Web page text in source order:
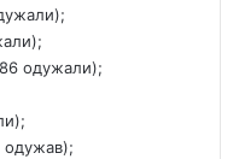
одужали);
одужав);